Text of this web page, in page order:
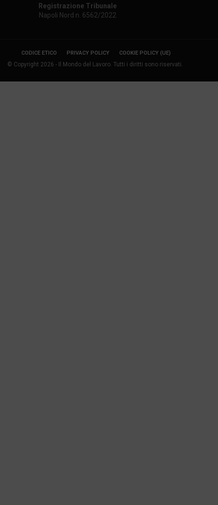
Registrazione Tribunale
Napoli Nord n. 6562/2022
CODICE ETICO PRIVACY POLICY COOKIE POLICY (UE)
© Copyright 2026 - Il Mondo del Lavoro. Tutti i diritti sono riservati.